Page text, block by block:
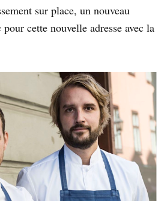
sur place, un nouveau
cette nouvelle adresse avec la